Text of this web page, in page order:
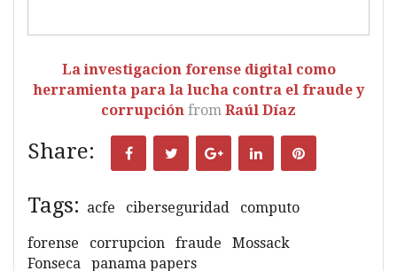
La investigacion forense digital como
herramienta para la lucha contra el fraude y
corrupción from Raúl Díaz
Share: Facebook Twitter Google+ LinkedIn
Tags: acfe ciberseguridad computo
forense corrupcion fraude
Mossack
Fonseca
panama papers